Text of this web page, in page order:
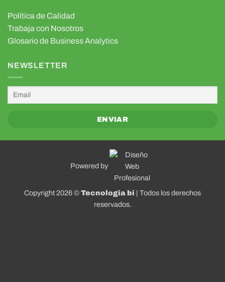
Política de Calidad
Trabaja con Nosotros
Glosario de Business Analytics
NEWSLETTER
Powered by
Copyright 2026 ©Tecnologia bi | Todos los derechos
reservados.